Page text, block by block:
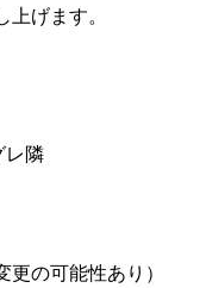
げます。
レ隣
の可能性あり）